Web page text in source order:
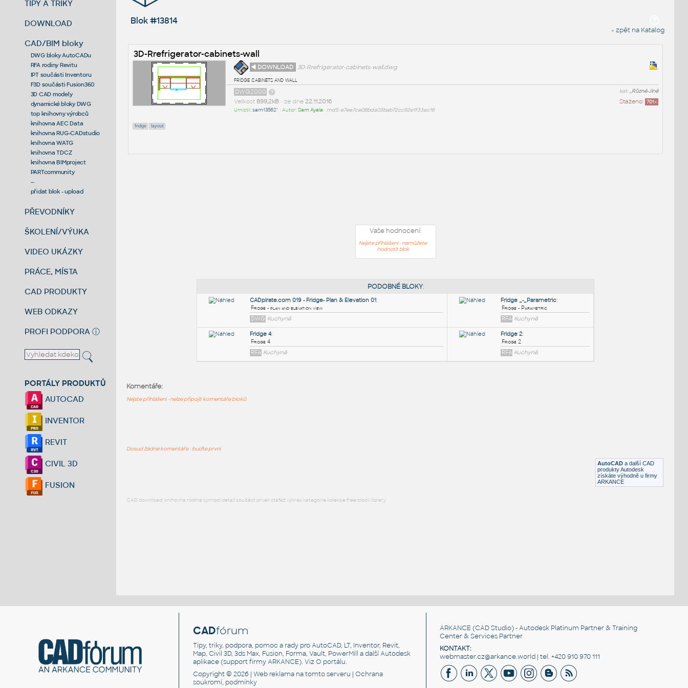
TIPY A TRIKY
DOWNLOAD
CAD/BIM bloky
DWG bloky AutoCADu
RFA rodiny Revitu
IPT součásti Inventoru
F3D součásti Fusion360
3D CAD modely
dynamické bloky DWG
top knihovny výrobců
knihovna AEC Data
knihovna RUG-CADstudio
knihovna WATG
knihovna TDCZ
knihovna BIMproject
PARTcommunity
--
přidat blok - upload
PŘEVODNÍKY
ŠKOLENÍ/VÝUKA
VIDEO UKÁZKY
PRÁCE, MÍSTA
CAD PRODUKTY
WEB ODKAZY
PROFI PODPORA ⓘ
PORTÁLY PRODUKTŮ
AUTOCAD
INVENTOR
REVIT
CIVIL 3D
FUSION
Blok #13814
« zpět na Katalog
3D-Rrefrigerator-cabinets-wall
◄ DOWNLOAD
3D-Rrefrigerator-cabinets-wall.dwg
fridge cabinets and wall
kat:_Různé-Jiné
DWG2000
Staženo: 701x
Velikost 899,2kB• ze dne 22.11.2016
Umístil:sam13562^ • Autor:Sam Ayala • md5: e7ee7ce08bda03bab72cc92e1f33ac16
fridge layout
Vaše hodnocení:
Nejste přihlášeni - nemůžete
hodnotit blok
AutoCAD a další CAD
produkty Autodesk
získáte výhodně u firmy
ARKANCE
Komentáře:
Nejste přihlášeni - nelze připojit komentáře bloků
Dosud žádné komentáře - buďte první
CAD download: knihovna rodina symbol detail součást prvek stafáž výkres kategorie kolekce free block library
CADfórum
Tipy, triky, podpora, pomoc a rady pro AutoCAD, LT, Inventor, Revit,
Map, Civil 3D, 3ds Max, Fusion, Forma, Vault, PowerMill a další Autodesk
aplikace (support firmy ARKANCE). VizO portálu.
Copyright © 2026 |Web reklama na tomto serveru |Ochrana
soukromí, podmínky
ARKANCE (CAD Studio) - Autodesk Platinum Partner & Training
Center & Services Partner
KONTAKT:
webmaster.cz@arkance.world | tel. +420 910 970 111